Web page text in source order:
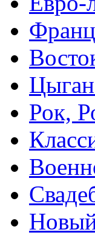
Рок,